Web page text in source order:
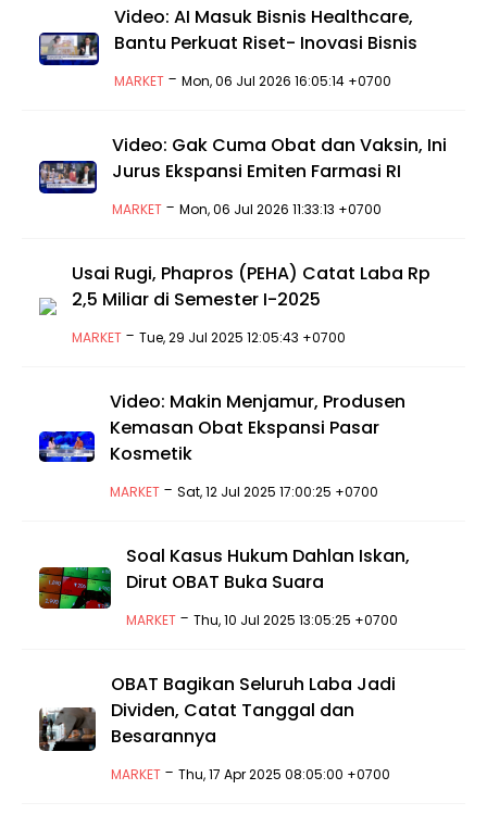
Video: AI Masuk Bisnis Healthcare,
Bantu Perkuat Riset- Inovasi Bisnis
MARKET -Mon, 06 Jul 2026 16:05:14 +0700
Video: Gak Cuma Obat dan Vaksin, Ini
Jurus Ekspansi Emiten Farmasi RI
MARKET -Mon, 06 Jul 2026 11:33:13 +0700
Usai Rugi, Phapros (PEHA) Catat Laba Rp
2,5 Miliar di Semester I-2025
MARKET - Tue, 29 Jul 2025 12:05:43 +0700
Video: Makin Menjamur, Produsen
Kemasan Obat Ekspansi Pasar
Kosmetik
MARKET -Sat, 12 Jul 2025 17:00:25 +0700
Soal Kasus Hukum Dahlan Iskan,
Dirut OBAT Buka Suara
MARKET -Thu, 10 Jul 2025 13:05:25 +0700
OBAT Bagikan Seluruh Laba Jadi
Dividen, Catat Tanggal dan
Besarannya
MARKET -Thu, 17 Apr 2025 08:05:00 +0700